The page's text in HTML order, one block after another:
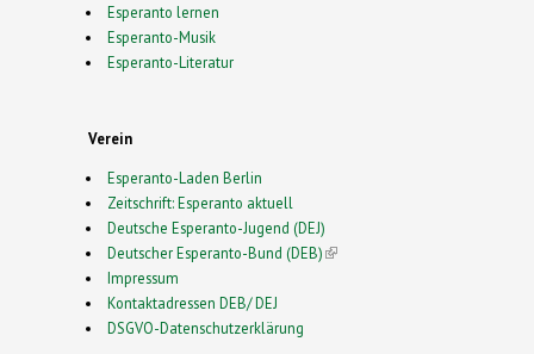
Esperanto lernen
Esperanto-Musik
Esperanto-Literatur
Verein
Esperanto-Laden Berlin
Zeitschrift: Esperanto aktuell
Deutsche Esperanto-Jugend (DEJ)
Deutscher Esperanto-Bund (DEB)(link is external)
Impressum
Kontaktadressen DEB/ DEJ
DSGVO-Datenschutzerklärung